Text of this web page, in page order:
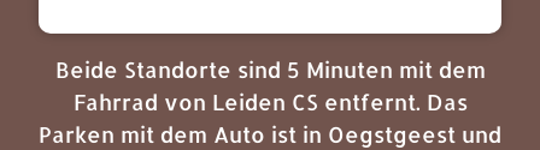
Beide Standorte sind 5 Minuten mit dem
Fahrrad von Leiden CS entfernt. Das
Parken mit dem Auto ist in Oegstgeest und